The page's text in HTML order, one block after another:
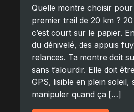
Quelle montre choisir
premier trail de 20 km ?
c’est court sur le papier.
du dénivelé, des appuis
relances. Ta montre doit
sans t’alourdir. Elle doit
GPS, lisible en plein soleil,
manipuler quand ça […]